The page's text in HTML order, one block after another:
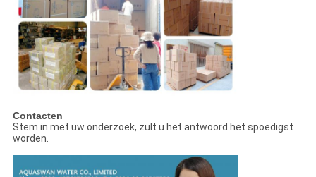
Contacten
Stem in met uw onderzoek, zult u het antwoord het spoedigst
worden.